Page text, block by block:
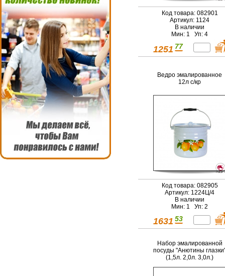
Код товара: 082901
Артикул: 1124
В наличии
Мин: 1 Уп: 4
1251 77
Ведро эмалированное
12л с/кр
Код товара: 082905
Артикул: 1224Ц/4
В наличии
Мин: 1 Уп: 2
1631 53
Набор эмалированной
посуды "Анютины
(1,5л. 2,0л. 3,0л.)